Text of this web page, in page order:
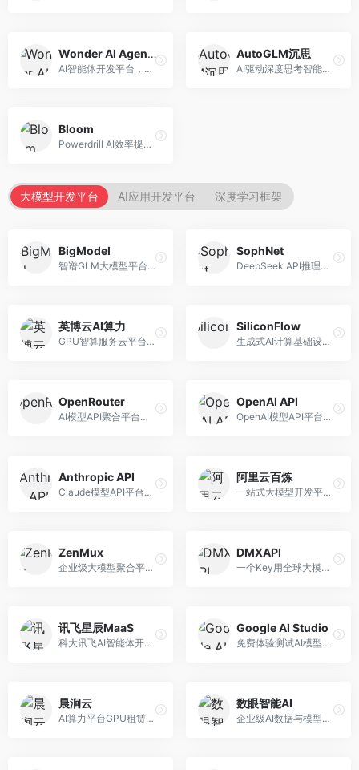
Wonder AI Agents
AI智能体开发平台，专注于低代码智能体创建。面向开发者，提供可视化开发、模板库、部署服务等功能，开发门槛低。
AutoGLM沉思
AI驱动深度思考智能体，专注于复杂推理任务。面向高级用户，提供深度分析、逻辑推理、决策支持等服务，推理能力强。
Bloom
Powerdrill AI效率提升平台，专注于企业智能化。面向企业用户，提供智能体创建、流程自动化、数据分析等服务，企业效率提升显著。
大模型开发平台 AI应用开发平台 深度学习框架
BigModel
智谱GLM大模型平台，提供API调用与模型服务。面向开发者和企业用户，提供GLM系列模型API、微调服务、应用开发工具等，开源生态完善。
SophNet
DeepSeek API推理平台，专注于DeepSeek模型服务。面向开发者，提供DeepSeek模型API、高性能推理、低成本服务，推理效率高。
英博云AI算力
GPU智算服务云平台，专注于AI算力租赁。面向AI研究者和企业，提供GPU租赁、模型训练、推理服务等，算力资源丰富。
SiliconFlow
生成式AI计算基础设施平台，专注于模型推理服务。面向开发者和企业，提供多模型API、高性能推理、成本优化等服务，推理性价比高。
OpenRouter
AI模型API聚合平台，整合多种主流大模型。面向开发者，提供统一API接口、模型对比、成本优化等服务，模型选择灵活。
OpenAI API
OpenAI模型API平台，提供GPT系列模型服务。面向开发者，提供模型API、微调服务、Assistants API等，是AI开发领域的基础设施。
Anthropic API
Claude模型API平台，专注于安全可靠的AI服务。面向开发者，提供Claude系列模型API、安全特性、企业级服务等，API质量高。
阿里云百炼
一站式大模型开发平台，深度整合阿里云服务。面向企业开发者和AI团队，提供模型训练、微调、部署、应用开发等全流程服务，企业级功能完善。
ZenMux
企业级大模型聚合平台，专注于企业AI服务。面向企业用户，提供多模型管理、安全合规、成本优化等服务，企业级功能完善。
DMXAPI
一个Key用全球大模型的聚合平台。面向开发者，提供多模型统一API、简化接入、成本控制等服务，接入便捷。
讯飞星辰MaaS
科大讯飞AI智能体开发平台，专注于企业级模型服务。面向企业用户，提供模型调用、智能体创建、行业解决方案等服务，中文能力突出。
Google AI Studio
免费体验测试AI模型的平台，深度整合Google生态。面向开发者和研究者，提供Gemini模型体验、API密钥管理、提示词测试等服务，免费使用。
晨涧云
AI算力平台GPU租赁服务，专注于弹性算力。面向开发者和研究者，提供GPU租赁、弹性调度、成本优化等服务，算力灵活。
数眼智能AI
企业级AI数据与模型服务平台，专注于数据驱动AI。面向企业用户，提供数据管理、模型训练、部署服务等，数据治理能力强。